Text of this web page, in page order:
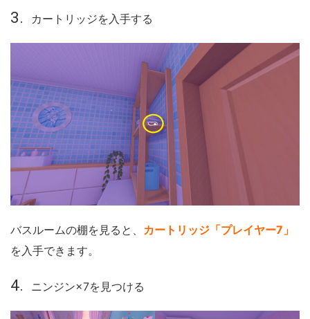
カートリッジを入手する
バスルームの棚を見ると、 カートリッジ「プレイヤー7」
を入手できます。
ニンジン×7を見つける